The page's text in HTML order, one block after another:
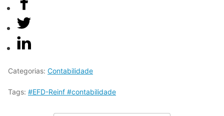
Categorias: Contabilidade
Tags: #EFD-Reinf #contabilidade